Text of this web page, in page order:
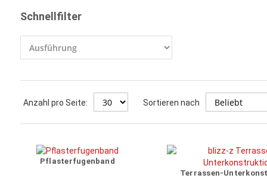
Schnellfilter
Anzahl pro Seite: Sortieren nach
Pflasterfugenband
Terrassen-